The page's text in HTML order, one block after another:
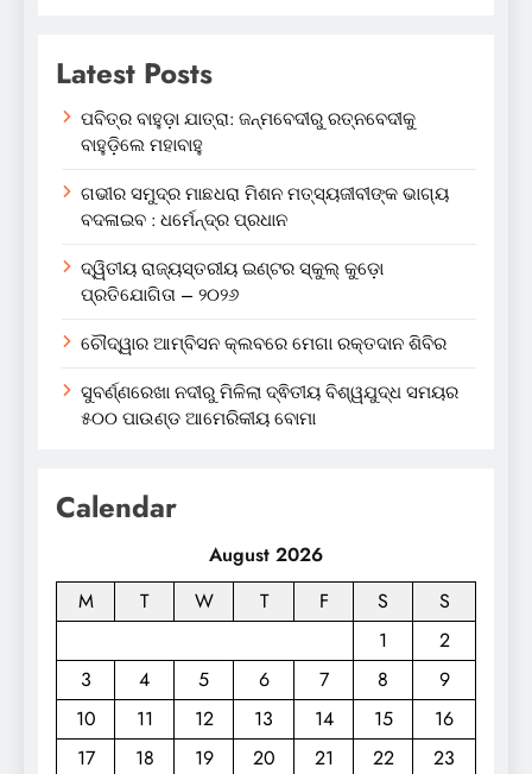
Latest Posts
ପବିତ୍ର ବାହୁଡ଼ା ଯାତ୍ରା: ଜନ୍ମବେଦୀରୁ ରତ୍ନବେଦୀକୁ
ବାହୁଡ଼ିଲେ ମହାବାହୁ
ଗଭୀର ସମୁଦ୍ର ମାଛଧରା ମିଶନ ମତ୍ସ୍ୟଜୀବୀଙ୍କ ଭାଗ୍ୟ
ବଦଳାଇବ : ଧର୍ମେନ୍ଦ୍ର ପ୍ରଧାନ
ଦ୍ୱିତୀୟ ରାଜ୍ୟସ୍ତରୀୟ ଇଣ୍ଟର ସ୍କୁଲ୍ କୁଡ଼ୋ
ପ୍ରତିଯୋଗିତା – ୨୦୨୬
ଚୌଦ୍ୱାର ଆମ୍ବିସନ କ୍ଲବରେ ମେଗା ରକ୍ତଦାନ ଶିବିର
ସୁବର୍ଣ୍ଣରେଖା ନଦୀରୁ ମିଳିଲା ଦ୍ଵିତୀୟ ବିଶ୍ୱଯୁଦ୍ଧ ସମୟର
୫୦୦ ପାଉଣ୍ଡ ଆମେରିକୀୟ ବୋମା
Calendar
August 2026
M
T W T F S
S
1
2
3
4 5 6 7 8
9
10
11 12 13 14 15
16
17
18 19 20 21 22
23